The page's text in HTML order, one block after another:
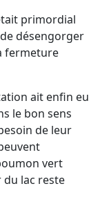
primordial
désengorger
fermeture
ait enfin eu
le bon sens
de leur
vert
lac reste